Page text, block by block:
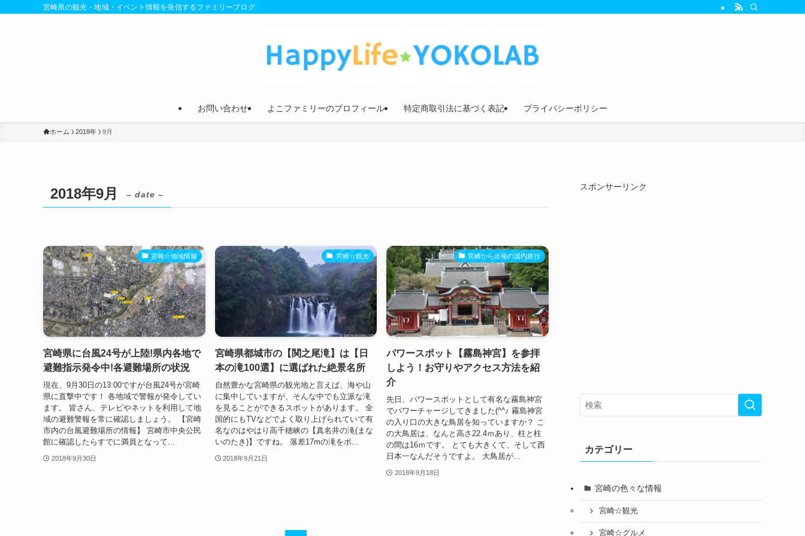
宮崎県の観光・地域・イベント情報を発信するファミリーブログ
お問い合わせ よこファミリーのプロフィール 特定商取引法に基づく表記 プライバシーポリシー
ホーム 2018年 9月
2018年9月 – date –
宮崎☆地域情報
宮崎県に台風24号が上陸!県内各地で
避難指示発令中!各避難場所の状況
現在、9月30日の13:00ですが台風24号が宮崎
県に直撃中です！ 各地域で警報が発令してい
ます。 皆さん、テレビやネットを利用して地
域の避難警報を常に確認しましょう。 【宮崎
市内の台風避難場所の情報】 宮崎市中央公民
館に確認したらすでに満員となって...
2018年9月30日
宮崎☆観光
宮崎県都城市の【関之尾滝】は【日
本の滝100選】に選ばれた絶景名所
自然豊かな宮崎県の観光地と言えば、海や山
に集中していますが、そんな中でも立派な滝
を見ることができるスポットがあります。 全
国的にもTVなどでよく取り上げられていて有
名なのはやはり高千穂峡の【真名井の滝(まな
いのたき)】ですね。 落差17mの滝をボ...
2018年9月21日
宮崎から出発の国内旅行
パワースポット【霧島神宮】を参拝
しよう！お守りやアクセス方法を紹
介
先日、パワースポットとして有名な霧島神宮
でパワーチャージしてきました(^^♪ 霧島神宮
の入り口の大きな鳥居を知っていますか？ こ
の大鳥居は、なんと高さ22.4ｍあり、柱と柱
の間は16ｍです。 とても大きくて、そして西
日本一なんだそうですよ。 大鳥居が...
2018年9月18日
スポンサーリンク
カテゴリー
宮崎の色々な情報
宮崎☆観光
宮崎☆グルメ